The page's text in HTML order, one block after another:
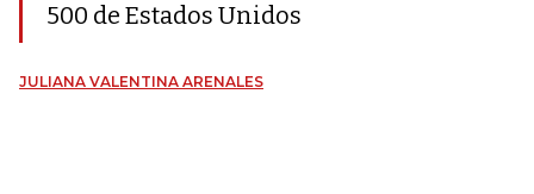
500 de Estados Unidos
JULIANA VALENTINA ARENALES